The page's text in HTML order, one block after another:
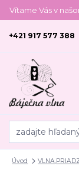
Vítame Vás v
+421 917 577 388
Úvod